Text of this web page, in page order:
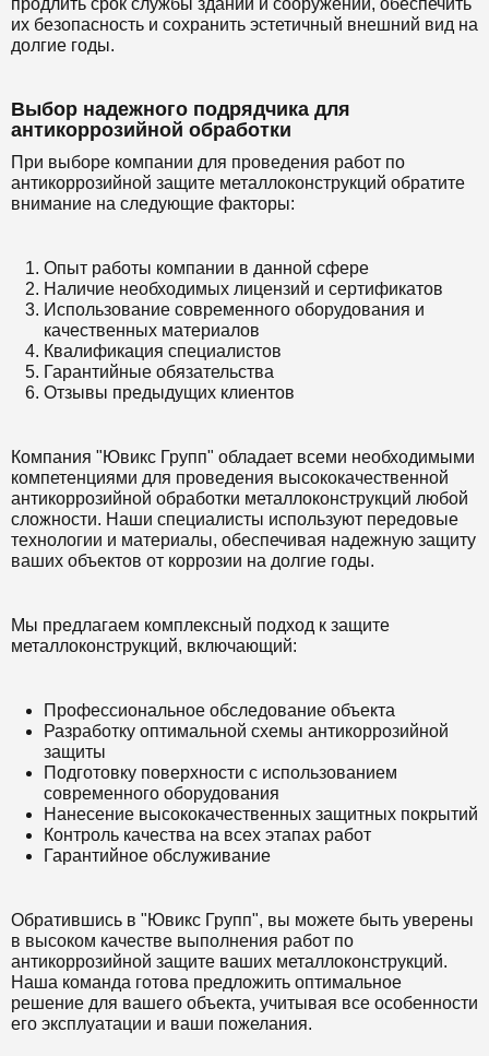
продлить срок службы зданий и сооружений, обеспечить
их безопасность и сохранить эстетичный внешний вид на
долгие годы.
Выбор надежного подрядчика для
антикоррозийной обработки
При выборе компании для проведения работ по
антикоррозийной защите металлоконструкций обратите
внимание на следующие факторы:
Опыт работы компании в данной сфере
Наличие необходимых лицензий и сертификатов
Использование современного оборудования и
качественных материалов
Квалификация специалистов
Гарантийные обязательства
Отзывы предыдущих клиентов
Компания "Ювикс Групп" обладает всеми необходимыми
компетенциями для проведения высококачественной
антикоррозийной обработки металлоконструкций любой
сложности. Наши специалисты используют передовые
технологии и материалы, обеспечивая надежную защиту
ваших объектов от коррозии на долгие годы.
Мы предлагаем комплексный подход к защите
металлоконструкций, включающий:
Профессиональное обследование объекта
Разработку оптимальной схемы антикоррозийной
защиты
Подготовку поверхности с использованием
современного оборудования
Нанесение высококачественных защитных покрытий
Контроль качества на всех этапах работ
Гарантийное обслуживание
Обратившись в "Ювикс Групп", вы можете быть уверены
в высоком качестве выполнения работ по
антикоррозийной защите ваших металлоконструкций.
Наша команда готова предложить оптимальное
решение для вашего объекта, учитывая все особенности
его эксплуатации и ваши пожелания.